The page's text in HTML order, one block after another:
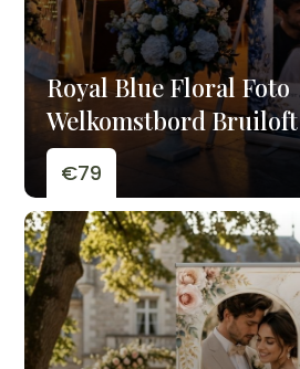
Royal Blue Floral Foto
Welkomstbord Bruiloft
€79